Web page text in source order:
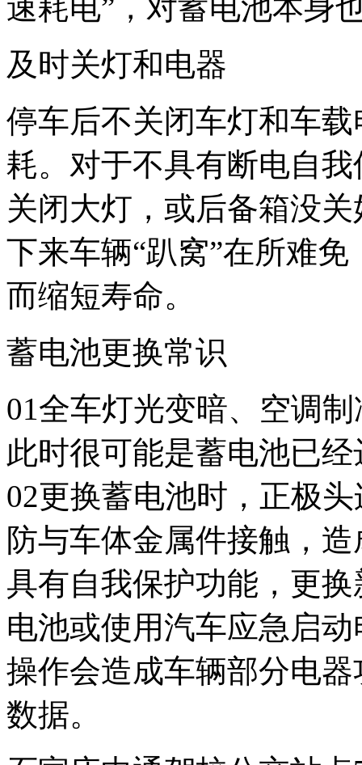
速耗电”，对蓄电池本身
及时关灯和电器
停车后不关闭车灯和车
耗。对于不具有断电自
关闭大灯，或后备箱没
下来车辆“趴窝”在所难
而缩短寿命。
蓄电池更换常识
01全车灯光变暗、空调
此时很可能是蓄电池已
02更换蓄电池时，正极
防与车体金属件接触，
具有自我保护功能，更
电池或使用汽车应急启
操作会造成车辆部分电
数据。